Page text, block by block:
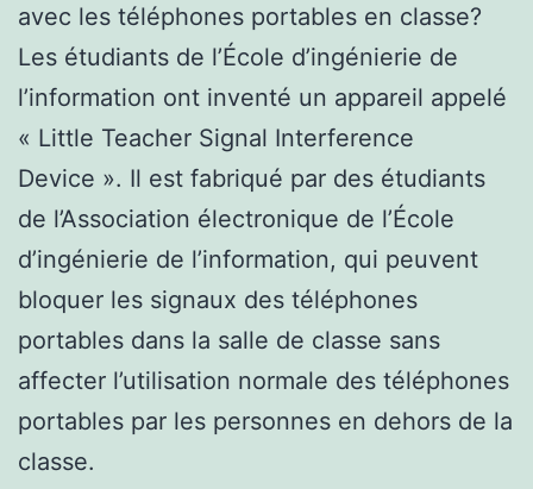
avec les téléphones portables en classe?
Les étudiants de l’École d’ingénierie de
l’information ont inventé un appareil appelé
« Little Teacher Signal Interference
Device ». Il est fabriqué par des étudiants
de l’Association électronique de l’École
d’ingénierie de l’information, qui peuvent
bloquer les signaux des téléphones
portables dans la salle de classe sans
affecter l’utilisation normale des téléphones
portables par les personnes en dehors de la
classe.